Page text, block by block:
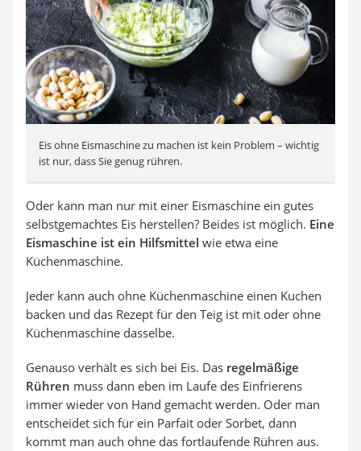
Eis ohne Eismaschine zu machen ist kein Problem – wichtig
ist nur, dass Sie genug rühren.
Oder kann man nur mit einer Eismaschine ein gutes
selbstgemachtes Eis herstellen? Beides ist möglich. Eine
Eismaschine ist ein Hilfsmittel wie etwa eine
Küchenmaschine.
Jeder kann auch ohne Küchenmaschine einen Kuchen
backen und das Rezept für den Teig ist mit oder ohne
Küchenmaschine dasselbe.
Genauso verhält es sich bei Eis. Das regelmäßige
Rühren muss dann eben im Laufe des Einfrierens
immer wieder von Hand gemacht werden. Oder man
entscheidet sich für ein Parfait oder Sorbet, dann
kommt man auch ohne das fortlaufende Rühren aus.